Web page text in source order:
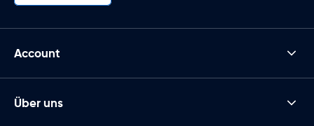
Account
Über uns